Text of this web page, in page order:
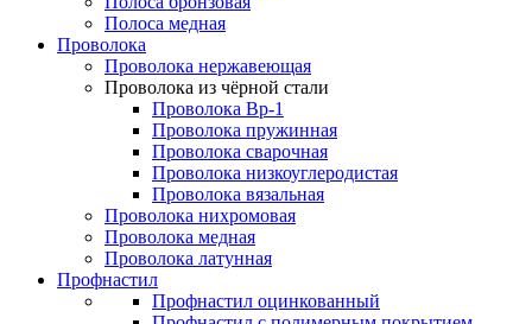
Полоса медная
Проволока
Проволока нержавеющая
Проволока из чёрной стали
Проволока Вр-1
Проволока пружинная
Проволока сварочная
Проволока низкоуглеродистая
Проволока вязальная
Проволока нихромовая
Проволока медная
Проволока латунная
Профнастил
Профнастил оцинкованный